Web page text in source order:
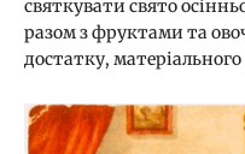
святкувати свято
разом з фруктами та
достатку,